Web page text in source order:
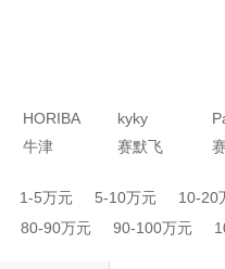
HORIBA kyky
牛津 赛默飞
1-5万元 5-10万元
10-20
80-90万元 90-100万元